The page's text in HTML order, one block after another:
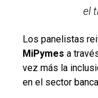
el
Los panelistas
MiPymes a
vez más la
en el sector